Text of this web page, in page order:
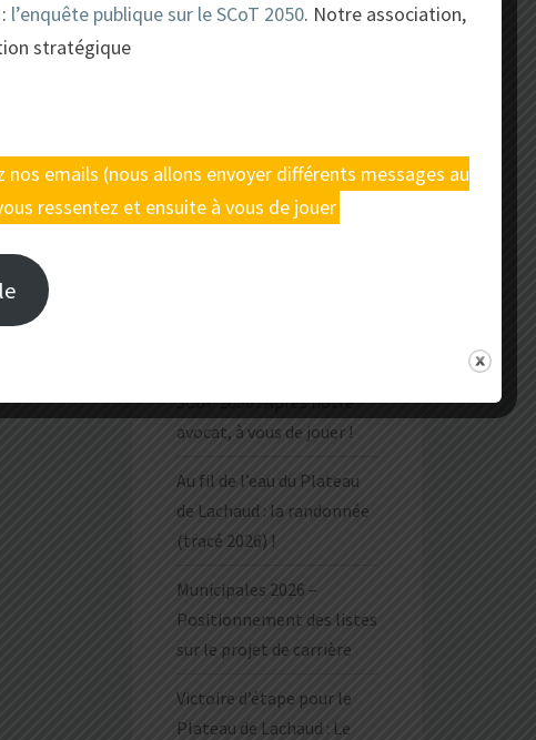
carrière à Châteaugay
SCoT 2050 : Après notre
avocat, à vous de jouer !
Au fil de l’eau du Plateau
de Lachaud : la randonnée
(tracé 2026) !
Municipales 2026 –
Positionnement des listes
sur le projet de carrière
Victoire d’étape pour le
Plateau de Lachaud : Le
l’enquête publique sur le SCoT 2050. Notre association,
stratégique
emails (nous allons envoyer différents messages au
ressentez et ensuite à vous de jouer